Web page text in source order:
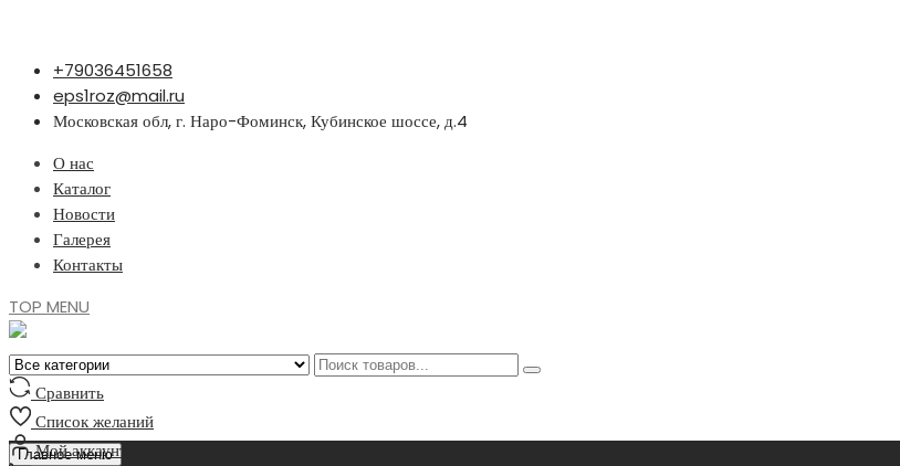
Перейти
содержимому
+79036451658
eps1roz@mail.ru
Московская обл, г. Наро-Фоминск, Кубинское шоссе, д.4
О нас
Каталог
Новости
Галерея
Контакты
TOP MENU
Сравнить
Список желаний
Мой аккаунт
Главное меню